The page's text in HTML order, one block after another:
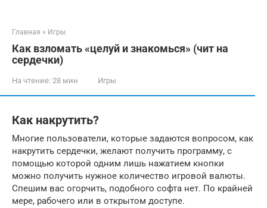
Главная » Игры
Как взломать «целуй и знакомься» (чит на
сердечки)
На чтение: 28 мин Игры
Как накрутить?
Многие пользователи, которые задаются вопросом, как
накрутить сердечки, желают получить программу, с
помощью которой одним лишь нажатием кнопки
можно получить нужное количество игровой валюты.
Спешим вас огорчить, подобного софта нет. По крайней
мере, рабочего или в открытом доступе.